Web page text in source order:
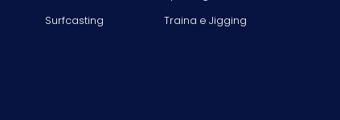
Surfcasting
Traina e Jigging